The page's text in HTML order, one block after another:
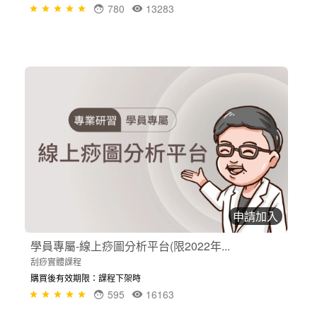
13283
780
申請加入
學員專屬-線上痧圖分析平台(限2022年...
刮痧實體課程
購買後有效期限：課程下架時
16163
595